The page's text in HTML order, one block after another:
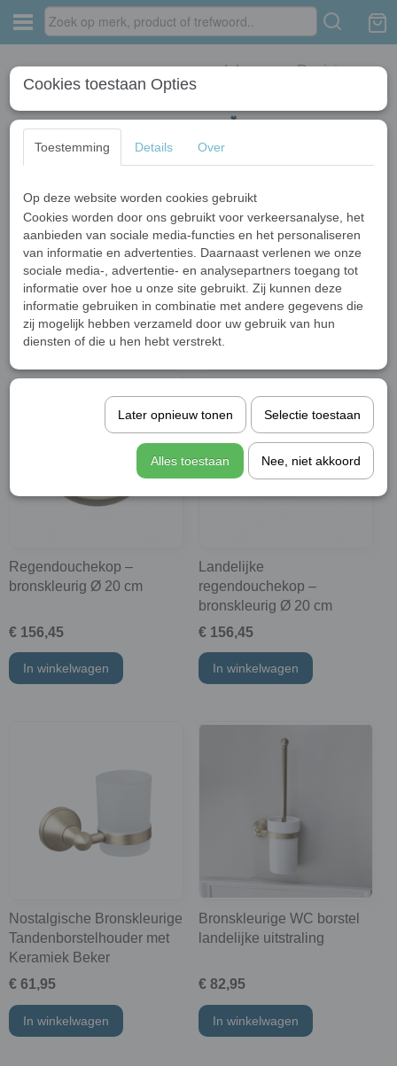
Inloggen Registreren
Home › Accessoires › Brons
Sorteer op:
Regendouchekop –
bronskleurig Ø 20 cm
€ 156,45
In winkelwagen
Landelijke
regendouchekop –
bronskleurig Ø 20 cm
€ 156,45
In winkelwagen
Nostalgische Bronskleurige
Tandenborstelhouder met
Keramiek Beker
€ 61,95
In winkelwagen
Bronskleurige WC borstel
landelijke uitstraling
€ 82,95
In winkelwagen
Cookies toestaan Opties
Toestemming Details Over
Op deze website worden cookies gebruikt
Cookies worden door ons gebruikt voor verkeersanalyse, het
aanbieden van sociale media-functies en het personaliseren
van informatie en advertenties. Daarnaast verlenen we onze
sociale media-, advertentie- en analysepartners toegang tot
informatie over hoe u onze site gebruikt. Zij kunnen deze
informatie gebruiken in combinatie met andere gegevens die
zij mogelijk hebben verzameld door uw gebruik van hun
diensten of die u hen hebt verstrekt.
Later opnieuw tonen Selectie toestaan
Alles toestaan Nee, niet akkoord